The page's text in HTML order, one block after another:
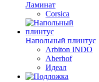
Ламинат
Corsica
Напольный плинтус
Arbiton INDO
Aberhof
Идеал